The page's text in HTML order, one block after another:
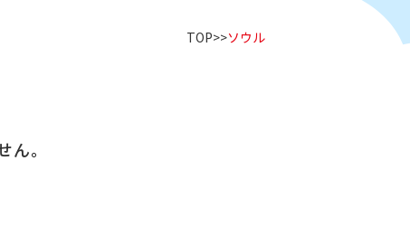
TOP ソウル
。